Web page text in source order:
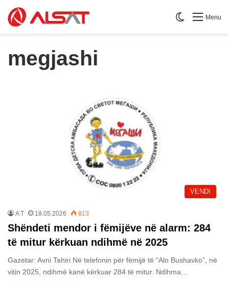
Menu
Switch skin
megjashi
VENDI
A T 18.05.2026 813
Shëndeti mendor i fëmijëve në alarm: 284
të mitur kërkuan ndihmë në 2025
Gazetar: Avni Tahiri Në telefonin për fëmijë të “Alo Bushavko”, në
vitin 2025, ndihmë kanë kërkuar 284 të mitur. Ndihma…